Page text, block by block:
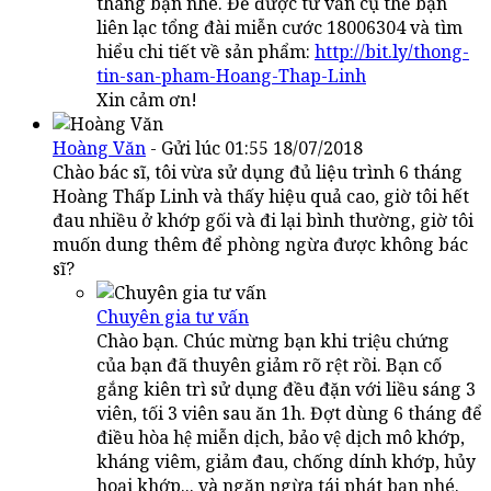
liên lạc tổng đài miễn cước 18006304 và tìm
hiểu chi tiết về sản phẩm: http://bit.ly/thong-
tin-san-pham-Hoang-Thap-Linh
Xin cảm ơn!
Hoàng Văn - Gửi lúc 01:55 18/07/2018
Chào bác sĩ, tôi vừa sử dụng đủ liệu trình 6 tháng
Hoàng Thấp Linh và thấy hiệu quả cao, giờ tôi hết
đau nhiều ở khớp gối và đi lại bình thường, giờ tôi
muốn dung thêm để phòng ngừa được không bác
sĩ?
Chuyên gia tư vấn
Chào bạn. Chúc mừng bạn khi triệu chứng
của bạn đã thuyên giảm rõ rệt rồi. Bạn cố
gắng kiên trì sử dụng đều đặn với liều sáng 3
viên, tối 3 viên sau ăn 1h. Đợt dùng 6 tháng để
điều hòa hệ miễn dịch, bảo vệ dịch mô khớp,
kháng viêm, giảm đau, chống dính khớp, hủy
hoại khớp... và ngăn ngừa tái phát bạn nhé.